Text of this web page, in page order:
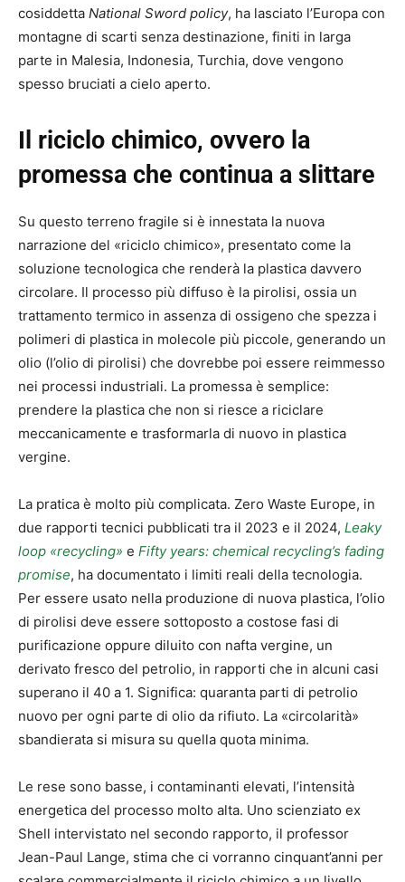
cosiddetta National Sword policy, ha lasciato l’Europa con
montagne di scarti senza destinazione, finiti in larga
parte in Malesia, Indonesia, Turchia, dove vengono
spesso bruciati a cielo aperto.
Il riciclo chimico, ovvero la
promessa che continua a slittare
Su questo terreno fragile si è innestata la nuova
narrazione del «riciclo chimico», presentato come la
soluzione tecnologica che renderà la plastica davvero
circolare. Il processo più diffuso è la pirolisi, ossia un
trattamento termico in assenza di ossigeno che spezza i
polimeri di plastica in molecole più piccole, generando un
olio (l’olio di pirolisi) che dovrebbe poi essere reimmesso
nei processi industriali. La promessa è semplice:
prendere la plastica che non si riesce a riciclare
meccanicamente e trasformarla di nuovo in plastica
vergine.
La pratica è molto più complicata. Zero Waste Europe, in
due rapporti tecnici pubblicati tra il 2023 e il 2024, Leaky
loop «recycling» e Fifty years: chemical recycling’s fading
promise, ha documentato i limiti reali della tecnologia.
Per essere usato nella produzione di nuova plastica, l’olio
di pirolisi deve essere sottoposto a costose fasi di
purificazione oppure diluito con nafta vergine, un
derivato fresco del petrolio, in rapporti che in alcuni casi
superano il 40 a 1. Significa: quaranta parti di petrolio
nuovo per ogni parte di olio da rifiuto. La «circolarità»
sbandierata si misura su quella quota minima.
Le rese sono basse, i contaminanti elevati, l’intensità
energetica del processo molto alta. Uno scienziato ex
Shell intervistato nel secondo rapporto, il professor
Jean-Paul Lange, stima che ci vorranno cinquant’anni per